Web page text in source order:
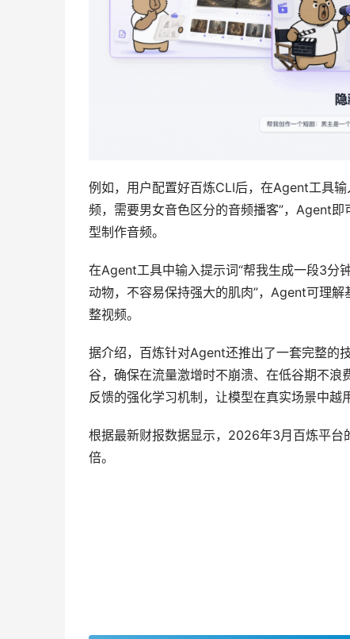
例如，用户配置好百炼CLI后，在Agent工具
频，需要男女音色区分的音频播客”，Agent
型制作音频。
在Agent工具中输入提示词“帮我生成一段3分
动物，不容易保持强大的肌肉”，Agent可理
整视频。
据介绍，百炼针对Agent还推出了一套完整的
谷，确保在流量激增时不崩溃、在低谷期不
反馈的强化学习机制，让模型在真实场景中越
根据最新财报数据显示，2026年3月百炼平
倍。